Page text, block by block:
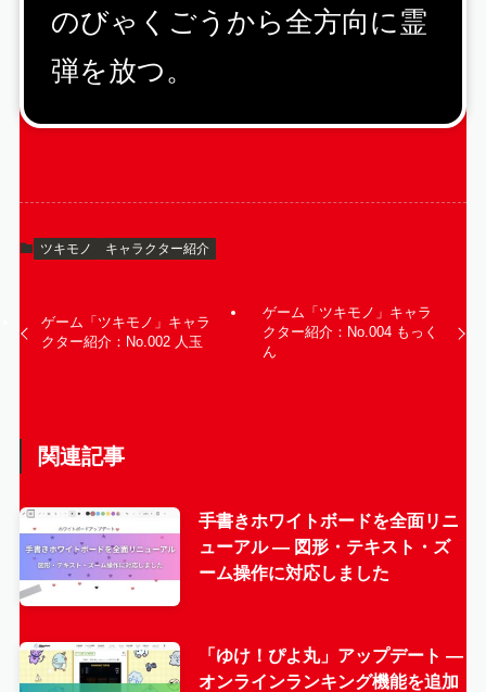
のびゃくごうから全方向に霊
弾を放つ。
ツキモノ キャラクター紹介
ゲーム「ツキモノ」キャラ
クター紹介：No.002 人玉
ゲーム「ツキモノ」キャラ
クター紹介：No.004 もっく
ん
関連記事
手書きホワイトボードを全面リニ
ューアル — 図形・テキスト・ズ
ーム操作に対応しました
「ゆけ！ぴよ丸」アップデート —
オンラインランキング機能を追加